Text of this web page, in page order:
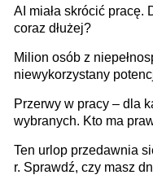
Ustaw
AI miała skrócić pracę.
coraz dłużej?
Milion osób z
niewykorzystany
dofinansowań czy
stronie systemu i
pracodawców [WYWIAD]
Przerwy w pracy – dla
wybranych. Kto ma
Ten urlop przedawnia
r. Sprawdź, czy masz